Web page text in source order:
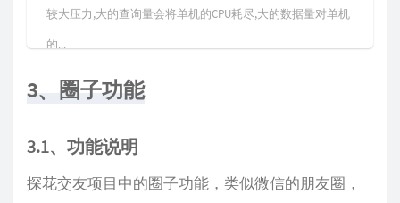
较大压力,大的查询量会将单机的CPU耗尽,大的数据量对单机
的...
3、圈子功能
3.1、功能说明
探花交友项目中的圈子功能，类似微信的朋友圈，